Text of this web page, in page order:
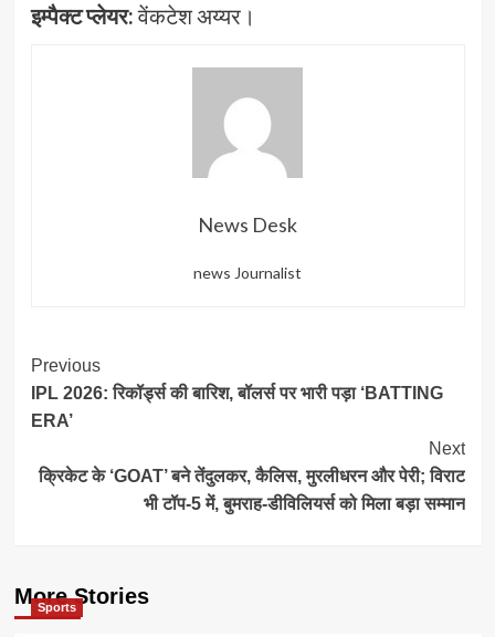
इम्पैक्ट प्लेयर:वेंकटेश अय्यर।
News Desk
news Journalist
Post
Navigation
Previous
IPL 2026: रिकॉर्ड्स की बारिश, बॉलर्स पर भारी पड़ा ‘BATTING
ERA’
Next
क्रिकेट के ‘GOAT’ बने तेंदुलकर, कैलिस, मुरलीधरन और पेरी; विराट
भी टॉप-5 में, बुमराह-डीविलियर्स को मिला बड़ा सम्मान
More Stories
Sports